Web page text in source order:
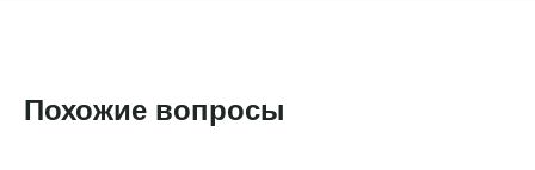
Похожие вопросы